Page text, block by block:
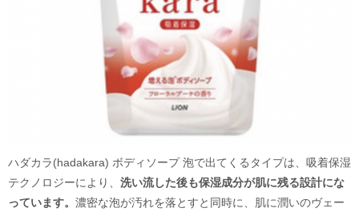
ハダカラ(hadakara) ボディソープ 泡で出てくるタイプは、吸着保湿
テクノロジーにより、 洗い流した後も保湿成分が肌に残る設計にな
っています。 濃密な泡が汚れを落とすと同時に、肌に潤いのヴェー